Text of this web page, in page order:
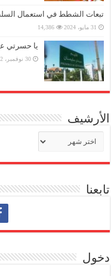
تبعات الشطط في استعمال
31 مايو، 2024 14,386
يا حسرتي
30 نوفمبر، 2022
الأرشيف
الأرشيف
تابعنا
دخول